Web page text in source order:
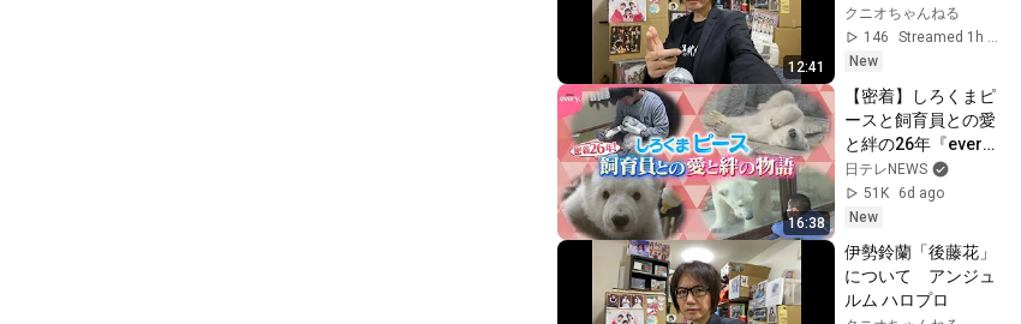
12:41
野中美希 岡村ほまれ
ブルー山﨑愛生 初陣
安田美結 鈴木もあ
石川華望 ハロプロ
ハロ！コン2026
クニオちゃんねる
146
Streamed 1h ago
New
16:38
【密着】しろくまピ
ースと飼育員との愛
と絆の26年『every.
特集』
日テレNEWS
51K
6d ago
New
伊勢鈴蘭「後藤花」
について　アンジュ
ルム ハロプロ